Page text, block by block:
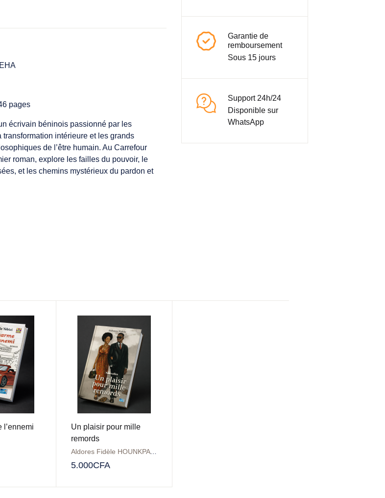
pages
écrivain béninois passionné par les
intérieure et les grands
de l’être humain. Au Carrefour
roman, explore les failles du pouvoir, le
et les chemins mystérieux du pardon et
Garantie de
remboursement
Sous 15 jours
Support 24h/24
Disponible sur
WhatsApp
l’ennemi
Un plaisir pour mille
remords
Aldores Fidèle HOUNKPATIN
5.000CFA